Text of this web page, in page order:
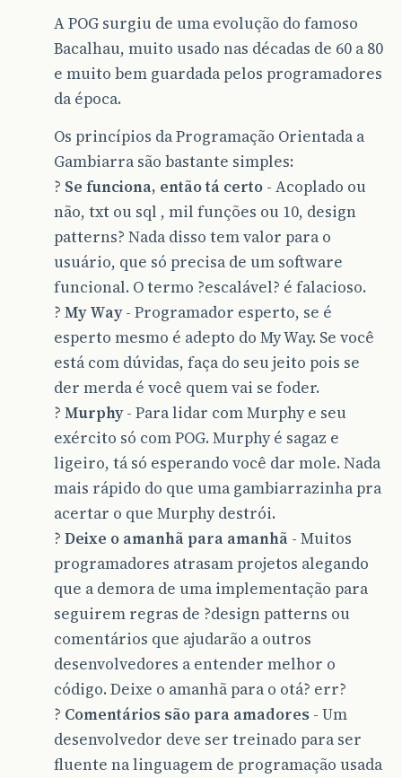
A POG surgiu de uma evolução do famoso
Bacalhau, muito usado nas décadas de 60 a 80
e muito bem guardada pelos programadores
da época.
Os princípios da Programação Orientada a
Gambiarra são bastante simples:
? Se funciona, então tá certo - Acoplado ou
não, txt ou sql , mil funções ou 10, design
patterns? Nada disso tem valor para o
usuário, que só precisa de um software
funcional. O termo ?escalável? é falacioso.
? My Way- Programador esperto, se é
esperto mesmo é adepto do My Way. Se você
está com dúvidas, faça do seu jeito pois se
der merda é você quem vai se foder.
? Murphy- Para lidar com Murphy e seu
exército só com POG. Murphy é sagaz e
ligeiro, tá só esperando você dar mole. Nada
mais rápido do que uma gambiarrazinha pra
acertar o que Murphy destrói.
? Deixe o amanhã para amanhã - Muitos
programadores atrasam projetos alegando
que a demora de uma implementação para
seguirem regras de ?design patterns ou
comentários que ajudarão a outros
desenvolvedores a entender melhor o
código. Deixe o amanhã para o otá? err?
? Comentários são para amadores - Um
desenvolvedor deve ser treinado para ser
fluente na linguagem de programação usada